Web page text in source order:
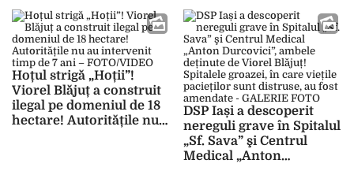
regulilor de circulație
Unitatea medicală
funcționa fără
autorizație – FOTO
Hoțul strigă „Hoții”!
Viorel Blăjuț a construit
ilegal pe domeniul de 18
hectare! Autoritățile nu
DSP Iași a descoperit
nereguli grave în Spitalul
„Sf. Sava” şi Centrul
Medical „Anton